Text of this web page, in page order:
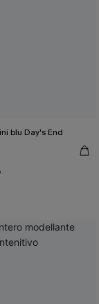
blu Day's End